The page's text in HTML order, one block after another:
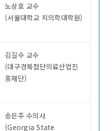
노상호 교수
(서울대학교 치의학대학원)
김길수 교수
(대구경북첨단의료산업진
흥재단)
송은주 수의사
(Georgia State